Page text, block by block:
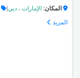
المكان: الإمارات ، دبي
المزيد